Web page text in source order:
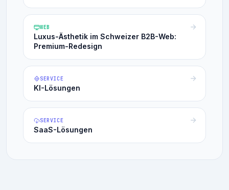
WEB
Luxus-Ästhetik im Schweizer B2B-Web:
Premium-Redesign
SERVICE
KI-Lösungen
SERVICE
SaaS-Lösungen